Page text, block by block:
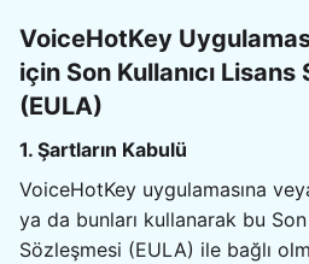
VoiceHotKey
için Son Kullanıcı
(EULA)
1. Şartların Kabulü
VoiceHotKey uygulamasına
ya da bunları kullanarak bu Son
Sözleşmesi (EULA) ile bağlı